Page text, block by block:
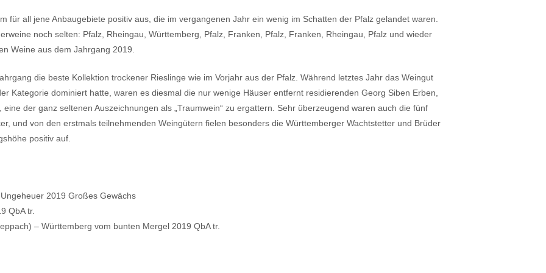
für all jene Anbaugebiete positiv aus, die im vergangenen Jahr ein wenig im Schatten der Pfalz gelandet waren.
noch selten: Pfalz, Rheingau, Württemberg, Pfalz, Franken, Pfalz, Franken, Rheingau, Pfalz und wieder
Weine aus dem Jahrgang 2019.
die beste Kollektion trockener Rieslinge wie im Vorjahr aus der Pfalz. Während letztes Jahr das Weingut
Kategorie dominiert hatte, waren es diesmal die nur wenige Häuser entfernt residierenden Georg Siben Erben,
der ganz seltenen Auszeichnungen als „Traumwein“ zu ergattern. Sehr überzeugend waren auch die fünf
und von den erstmals teilnehmenden Weingütern fielen besonders die Württemberger Wachtstetter und Brüder
positiv auf.
2019 Großes Gewächs
QbA tr.
– Württemberg vom bunten Mergel 2019 QbA tr.